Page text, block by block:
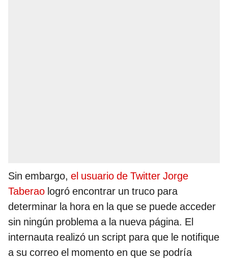
Sin embargo, el usuario de Twitter Jorge
Taberao logró encontrar un truco para
determinar la hora en la que se puede acceder
sin ningún problema a la nueva página. El
internauta realizó un script para que le notifique
a su correo el momento en que se podría